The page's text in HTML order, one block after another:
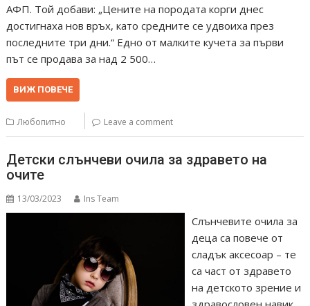
АФП. Той добави: „Цените на породата корги днес
достигнаха нов връх, като средните се удвоиха през
последните три дни.“ Едно от малките кучета за първи
път се продава за над 2 500…
ВИЖ ПОВЕЧЕ
Любопитно Leave a comment
Детски слънчеви очила за здравето на
очите
13/03/2023 Ins Team
Слънчевите очила за
деца са повече от
сладък аксесоар – те
са част от здравето
на детското зрение и